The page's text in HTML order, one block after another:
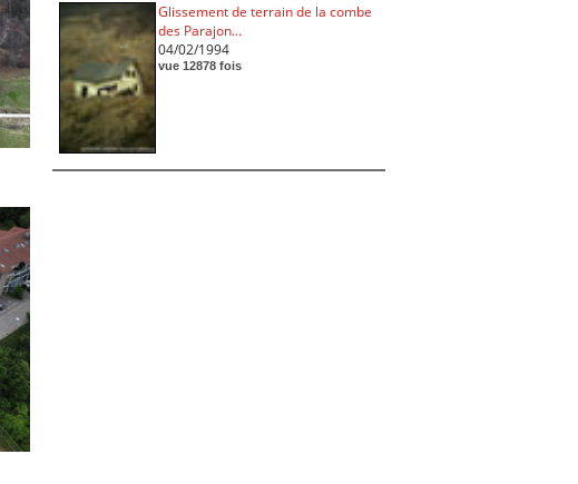
Glissement de terrain de la combe
des Parajon...
04/02/1994
vue 12878 fois